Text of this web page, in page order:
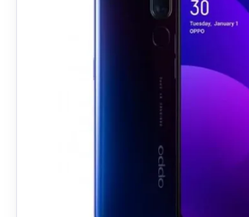
ชิปเซ็ท CPU ยังไม่เทพมากนัก